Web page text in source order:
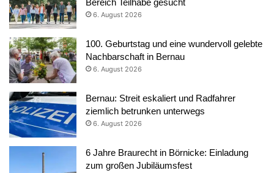
Bereich Teilhabe gesucht
6. August 2026
100. Geburtstag und eine wundervoll gelebte
Nachbarschaft in Bernau
6. August 2026
Bernau: Streit eskaliert und Radfahrer
ziemlich betrunken unterwegs
6. August 2026
6 Jahre Braurecht in Börnicke: Einladung
zum großen Jubiläumsfest